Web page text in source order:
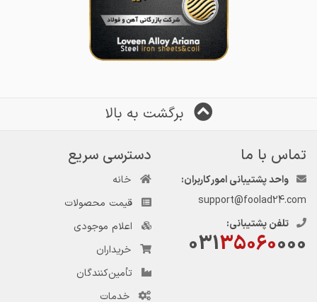
برگشت به بالا
تماس با ما
واحد پشتیبانی امور کاربران:
support@foolad24.com
تلفن پشتیبانی:
03135060000
دسترسی سریع
خانه
قیمت محصولات
اعلام موجودی
خریداران
تأمین‌کنندگان
خدمات